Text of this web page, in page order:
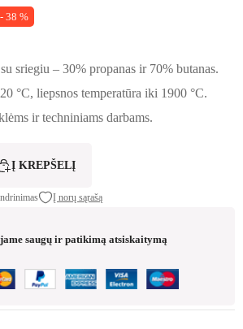
was: €7.99.
is: €4.99.
- 38 %
sriegiu – 30% propanas ir 70% butanas.
°C, liepsnos temperatūra iki 1900 °C.
ir techniniams darbams.
Į KREPŠELĮ
Į norų sąrašą
saugų ir patikimą atsiskaitymą